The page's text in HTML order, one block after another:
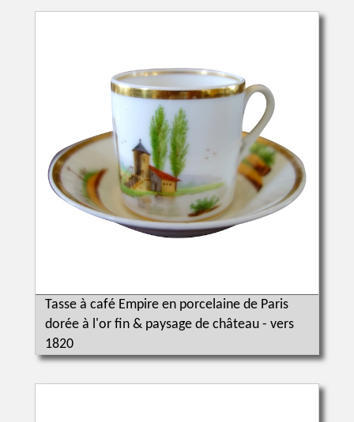
Tasse à café Empire en porcelaine de Paris
dorée à l'or fin & paysage de château - vers
1820